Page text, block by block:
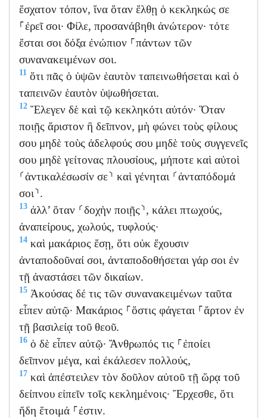
ἔσχατον τόπον, ἵνα ὅταν ἔλθῃ ὁ κεκληκώς σε
⸀ἐρεῖ σοι· Φίλε, προσανάβηθι ἀνώτερον· τότε
ἔσται σοι δόξα ἐνώπιον ⸀πάντων τῶν
συνανακειμένων σοι.
11 ὅτι πᾶς ὁ ὑψῶν ἑαυτὸν ταπεινωθήσεται καὶ ὁ
ταπεινῶν ἑαυτὸν ὑψωθήσεται.
12 Ἔλεγεν δὲ καὶ τῷ κεκληκότι αὐτόν· Ὅταν
ποιῇς ἄριστον ἢ δεῖπνον, μὴ φώνει τοὺς φίλους
σου μηδὲ τοὺς ἀδελφούς σου μηδὲ τοὺς συγγενεῖς
σου μηδὲ γείτονας πλουσίους, μήποτε καὶ αὐτοὶ
⸂ἀντικαλέσωσίν σε⸃ καὶ γένηται ⸂ἀνταπόδομά
σοι⸃.
13 ἀλλ’ ὅταν ⸂δοχὴν ποιῇς⸃, κάλει πτωχούς,
ἀναπείρους, χωλούς, τυφλούς·
14 καὶ μακάριος ἔσῃ, ὅτι οὐκ ἔχουσιν
ἀνταποδοῦναί σοι, ἀνταποδοθήσεται γάρ σοι ἐν
τῇ ἀναστάσει τῶν δικαίων.
15 Ἀκούσας δέ τις τῶν συνανακειμένων ταῦτα
εἶπεν αὐτῷ· Μακάριος ⸀ὅστις φάγεται ⸀ἄρτον ἐν
τῇ βασιλείᾳ τοῦ θεοῦ.
16 ὁ δὲ εἶπεν αὐτῷ· Ἄνθρωπός τις ⸀ἐποίει
δεῖπνον μέγα, καὶ ἐκάλεσεν πολλούς,
17 καὶ ἀπέστειλεν τὸν δοῦλον αὐτοῦ τῇ ὥρᾳ τοῦ
δείπνου εἰπεῖν τοῖς κεκλημένοις· Ἔρχεσθε, ὅτι
ἤδη ἕτοιμά ⸀ἐστιν.